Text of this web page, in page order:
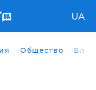
UA
Общество